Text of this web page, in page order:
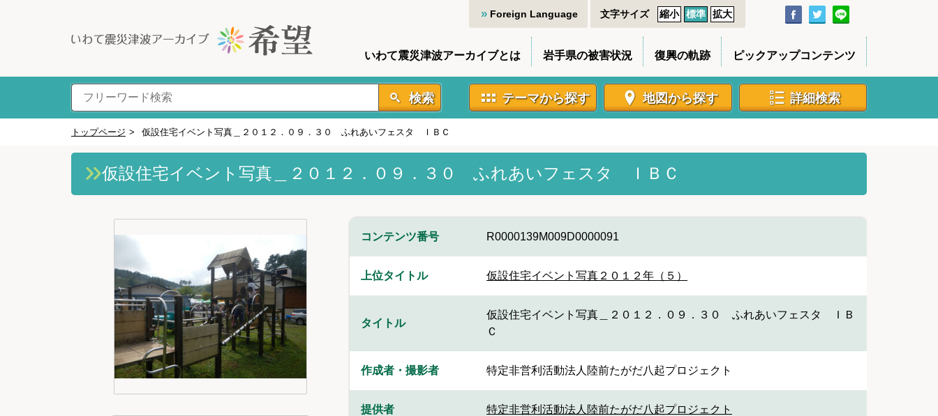
Foreign Language 文字サイズ 縮小 標準 拡大
いわて震災津波アーカイブとは 岩手県の被害状況 復興の軌跡 ピックアップコンテンツ
検索 テーマから探す 地図から探す 詳細検索
トップページ > 仮設住宅イベント写真＿２０１２．０９．３０ ふれあいフェスタ ＩＢＣ
仮設住宅イベント写真＿２０１２．０９．３０ ふれあいフェスタ ＩＢＣ
コンテンツ番号 R0000139M009D0000091
上位タイトル 仮設住宅イベント写真２０１２年（５）
タイトル
仮設住宅イベント写真＿２０１２．０９．３０ ふれあいフェスタ ＩＢ
Ｃ
作成者・撮影者 特定非営利活動法人陸前たがだ八起プロジェクト
提供者 特定非営利活動法人陸前たがだ八起プロジェクト